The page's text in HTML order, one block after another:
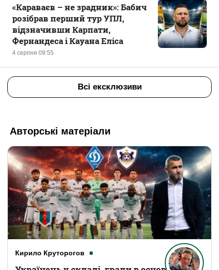
4 серпня 09:55
«Караваєв – не зрадник»: Бабич
розібрав перший тур УПЛ,
відзначивши Карпати,
Фернандеса і Кауана Еліса
Всі ексклюзиви
Авторські матеріали
Кирило Круторогов